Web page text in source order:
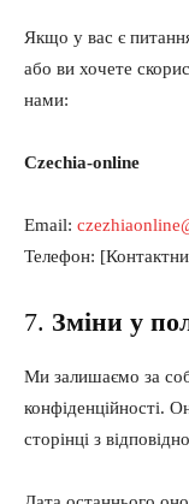
Якщо у вас є
або ви хочете
нами:
Czechia-online
Email:
Телефон:
7. Зміни у
Ми залишаємо за
конфіденційності.
сторінці з